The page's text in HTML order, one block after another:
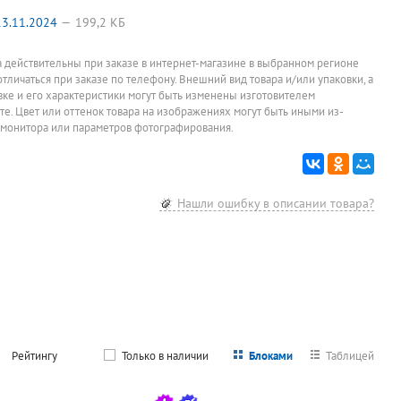
мусора, с
крышкой, с
металл, со
съемным
внутренним
ведром
диаметр
199,2 КБ
действительны при заказе в интернет-магазине в выбранном регионе
при заказе по телефону. Внешний вид товара и/или упаковки, а
и его характеристики могут быть изменены изготовителем
Цвет или оттенок товара на изображениях могут быть иными из-
или параметров фотографирования.
Нашли ошибку в описании товара?
Рейтингу Только в наличии Блоками Таблицей